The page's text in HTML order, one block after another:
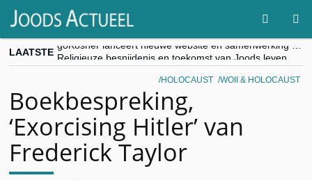
LAATSTE
goKosher lanceert nieuwe website en samenwerking met Mishpacha voor kosher travel en simchas wereldwijd
Religieuze besnijdenis en toekomst van Joods leven centraal tijdens conferentie in Brussel
“Besnijdenisdebat toont hoe moeilijk seculiere Westen minderheden begrijpt”, Jinnih Beels (Vooruit)
HOLOCAUST WOII & HOLOCAUST
Boekbespreking,
‘Exorcising Hitler’ van
Frederick Taylor